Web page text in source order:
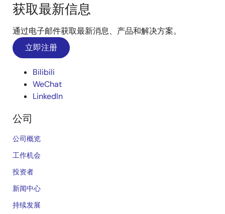
获取最新信息
通过电子邮件获取最新消息、产品和解决方案。
立即注册
Bilibili
WeChat
LinkedIn
公司
公司概览
工作机会
投资者
新闻中心
持续发展